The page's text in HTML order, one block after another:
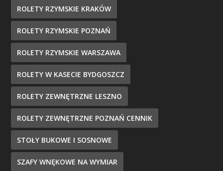
ROLETY RZYMSKIE KRAKÓW
ROLETY RZYMSKIE POZNAŃ
ROLETY RZYMSKIE WARSZAWA
ROLETY W KASECIE BYDGOSZCZ
ROLETY ZEWNĘTRZNE LESZNO
ROLETY ZEWNĘTRZNE POZNAŃ CENNIK
STOŁY BUKOWE I SOSNOWE
SZAFY WNĘKOWE NA WYMIAR